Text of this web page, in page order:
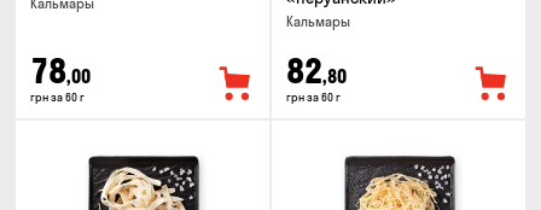
Кальмары
78,00
грн за 60 г
Кальмары
82,80
грн за 60 г